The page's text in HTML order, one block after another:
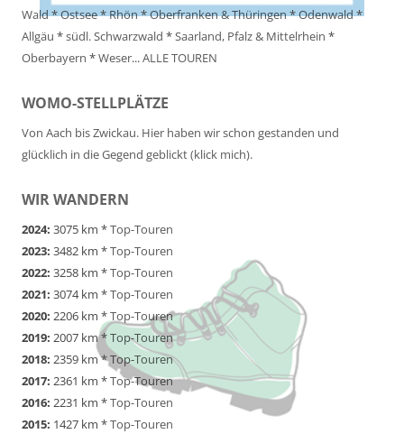
Wald*Ostsee*Rhön*Oberfranken & Thüringen*Odenwald*
Allgäu *südl. Schwarzwald *Saarland, Pfalz & Mittelrhein *
Oberbayern *Weser...ALLE TOUREN
WOMO-STELLPLÄTZE
Von Aach bis Zwickau. Hier haben wir schon gestanden und
glücklich in die Gegend geblickt (klick mich).
WIR WANDERN
2024: 3075 km *Top-Touren
2023: 3482 km *Top-Touren
2022: 3258 km *Top-Touren
2021: 3074 km *Top-Touren
2020: 2206 km *Top-Touren
2019: 2007 km *Top-Touren
2018: 2359 km *Top-Touren
2017: 2361 km *Top-Touren
2016: 2231 km *Top-Touren
2015: 1427 km *Top-Touren